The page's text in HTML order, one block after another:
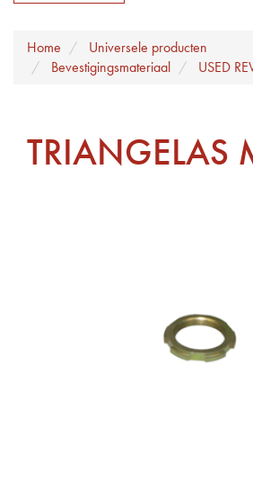
Home
Universele producten
Bevestigingsmateriaal
USED
TRIANGELAS